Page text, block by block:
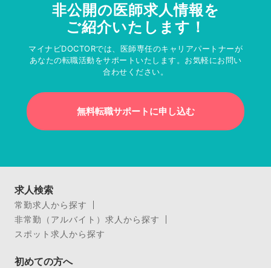
非公開の医師求人情報を
ご紹介いたします！
マイナビDOCTORでは、医師専任のキャリアパートナーが
あなたの転職活動をサポートいたします。お気軽にお問い
合わせください。
無料転職サポートに申し込む
求人検索
常勤求人から探す
非常勤（アルバイト）求人から探す
スポット求人から探す
初めての方へ